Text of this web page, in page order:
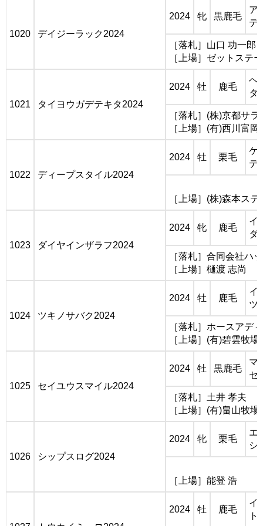
1020 デイジーラック2024
2024 牝 黒鹿毛
ア
デ
［落札］山口 功一郎
［上場］ゼットステ
1021 タイヨウガデテキタ2024
2024 牡 鹿毛
ヘ
タ
［落札］(株)京都サ
［上場］(有)西川富岡
1022 ディープスタイル2024
2024 牡 栗毛
ケ
デ
［上場］(株)森本ス
1023 ダイヤインザラフ2024
2024 牝 鹿毛
イ
ダ
［落札］合同会社ハ
［上場］樋渡 志尚
1024 ツキノサバク2024
2024 牡 鹿毛
イ
ツ
［落札］ホースアデ
［上場］(有)碧雲牧場
1025 セイユウスマイル2024
2024 牡 黒鹿毛
マ
セ
［落札］土井 孝夫
［上場］(有)畠山牧場
1026 シップスログ2024
2024 牝 栗毛
エ
シ
［上場］能登 浩
2024 牡 鹿毛
イ
ト